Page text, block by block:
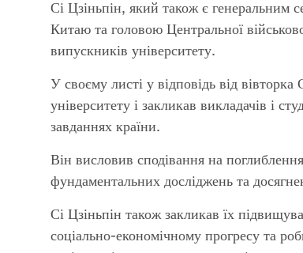
Сі Цзіньпін, який також є генеральним
Китаю та головою Центральної
випускників університету.
У своєму листі у відповідь від
університету і закликав викладачів і
завданнях країни.
Він висловив сподівання на
фундаментальних досліджень та
Сі Цзіньпін також закликав їх
соціально-економічному прогресу та